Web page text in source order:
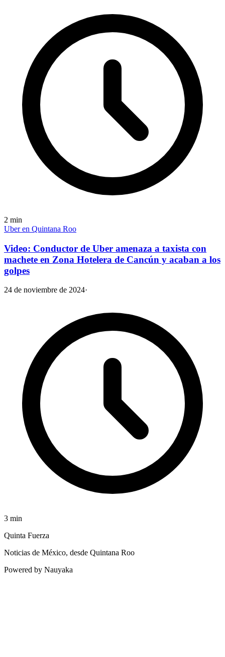
2 min
Uber en Quintana Roo
Video: Conductor de Uber amenaza a taxista con
machete en Zona Hotelera de Cancún y acaban a los
golpes
24 de noviembre de 2024·
3 min
Quinta Fuerza
Noticias de México, desde Quintana Roo
Powered by Nauyaka